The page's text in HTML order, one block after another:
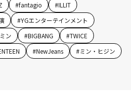
#fantagio #ILLIT
#YGエンターテインメント
ン #BIGBANG #TWICE
#NewJeans #ミン・ヒジン